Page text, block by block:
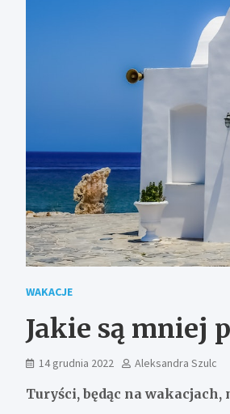
WAKACJE
Jakie są mniej
14 grudnia 2022 Aleksandra Szulc
Turyści, będąc na wakacjach,